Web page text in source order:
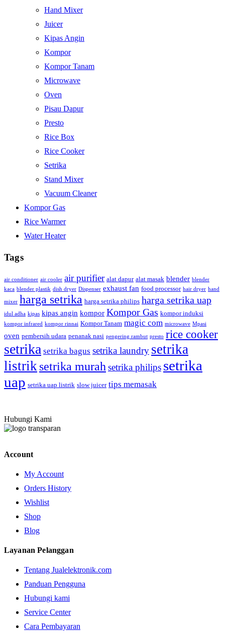
Hand Mixer
Juicer
Kipas Angin
Kompor
Kompor Tanam
Microwave
Oven
Pisau Dapur
Presto
Rice Box
Rice Cooker
Setrika
Stand Mixer
Vacuum Cleaner
Kompor Gas
Rice Warmer
Water Heater
Tags
air conditioner air cooler air purifier alat dapur alat masak blender blender
kaca blender plastik dish dryer Dispenser exhaust fan food processor hair dryer hand
mixer harga setrika harga setrika philips harga setrika uap
idul adha kipas kipas angin kompor Kompor Gas kompor induksi
kompor infrared kompor rinnai Kompor Tanam magic com microwave Mpasi
oven pembersih udara penanak nasi pengering rambut presto rice cooker
setrika setrika bagus setrika laundry setrika
listriksetrika murah setrika philips setrika
uap setrika uap listrik slow juicer tips memasak
Hubungi Kami
Account
My Account
Orders History
Wishlist
Shop
Blog
Layanan Pelanggan
Tentang Jualelektronik.com
Panduan Pengguna
Hubungi kami
Service Center
Cara Pembayaran